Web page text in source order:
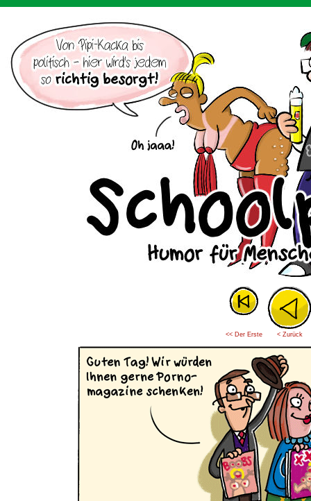
<< Der Erste < Zurück